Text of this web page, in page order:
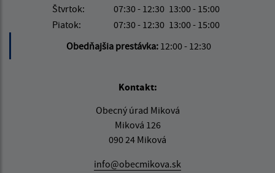
Štvrtok:
07:30 - 12:30 13:00 - 15:00
Piatok:
07:30 - 12:30 13:00 - 15:00
Obedňajšia prestávka: 12:00 - 12:30
Kontakt:
Obecný úrad Miková
Miková 126
090 24 Miková
info@obecmikova.sk